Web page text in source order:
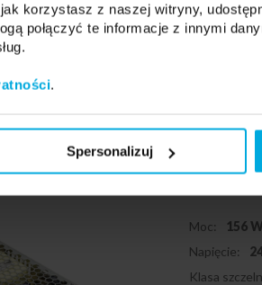
korzystasz z naszej witryny,
połączyć te informacje z innymi
.
Spersonalizuj
Podmiot
Kontakt:
23-0000-
Moc:
156
Napięcie:
Klasa